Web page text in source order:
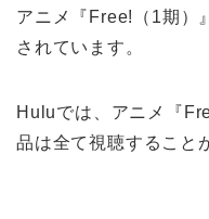
アニメ『Free!（1期）
されています。
Huluでは、アニメ『
品は全て視聴すること